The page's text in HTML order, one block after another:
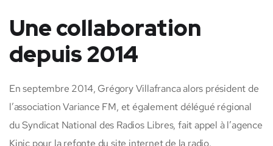
Une collaboration
depuis 2014
En septembre 2014, Grégory Villafranca alors président de
l’association Variance FM, et également délégué régional
du Syndicat National des Radios Libres, fait appel à l’agence
Kinic pour la refonte du site internet de la radio.